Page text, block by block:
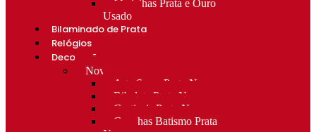
Medalhas Prata e Ouro
Usado
Bilaminado de Prata
Relógios
Decoração
Novo
Arte Sacra Prata Nova
Bibelots Prata Nova
Castiçais Prata Nova
Conchas Batismo Prata